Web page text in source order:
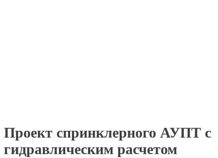
Проект спринклерного АУПТ с
гидравлическим расчетом